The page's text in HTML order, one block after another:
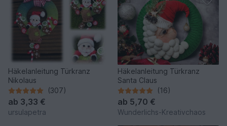
Häkelanleitung Türkranz
Nikolaus
(307)
ab 3,33 €
ursulapetra
Häkelanleitung Türkranz
Santa Claus
(16)
ab 5,70 €
Wunderlichs-Kreativchaos